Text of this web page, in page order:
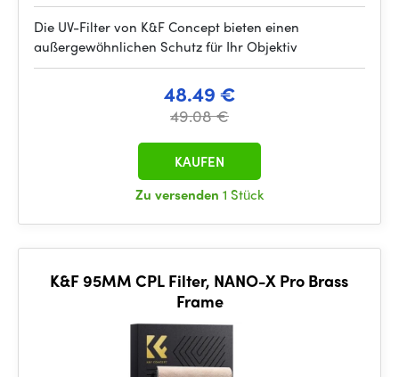
Die UV-Filter von K&F Concept bieten einen
außergewöhnlichen Schutz für Ihr Objektiv
48.49 €
49.08 €
Zu versenden 1 Stück
KAUFEN
K&F 95MM CPL Filter, NANO-X Pro Brass
Frame